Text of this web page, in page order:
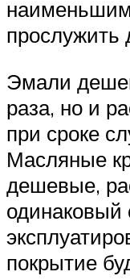
прослужить
Эмали
раза, но и
при сроке
Масляные
дешевые,
покрытие